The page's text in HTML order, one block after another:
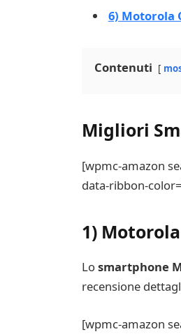
6) Motorola
Contenuti
Migliori
[wpmc-amazon
data-ribbon-
1)
Losmartphone
recensione
[wpmc-amazon